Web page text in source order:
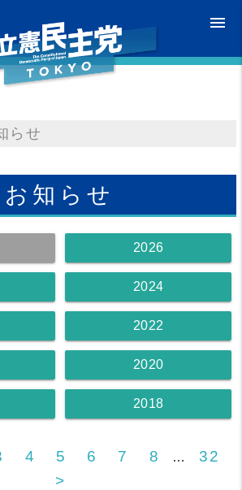
menu
らせ
お知らせ
2026
2024
2022
2020
2018
4 5 6 7 8 …
32
>